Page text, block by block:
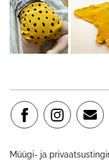
Müügi- ja